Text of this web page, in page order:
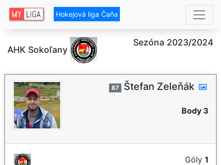
Hokejová liga Čaňa
AHK Sokoľany
Sezóna 2023/2024
87 Štefan Zeleňák
Body 3
Góly 1